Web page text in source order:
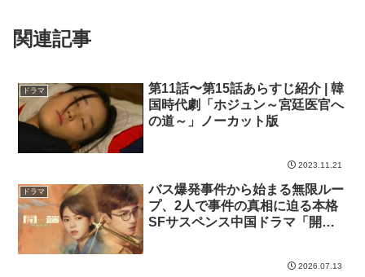
関連記事
ドラマ
第11話〜第15話あらすじ紹介 | 韓
国時代劇「ホジュン～宮廷医官へ
の道～」ノーカット版
2023.11.21
ドラマ
バス爆発事件から始まる無限ルー
プ、2人で事件の真相に迫る本格
SFサスペンス中国ドラマ「開端-
2026.07.13